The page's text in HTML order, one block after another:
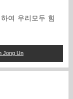
여 우리모두 힘
Jong Un